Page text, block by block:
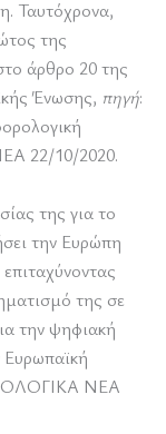
Ταυτόχρονα,
της
άρθρο 20 της
Ένωσης, πηγή:
22/10/2020.
της για το
την Ευρώπη
της σε
την ψηφιακή
ΝΕΑ